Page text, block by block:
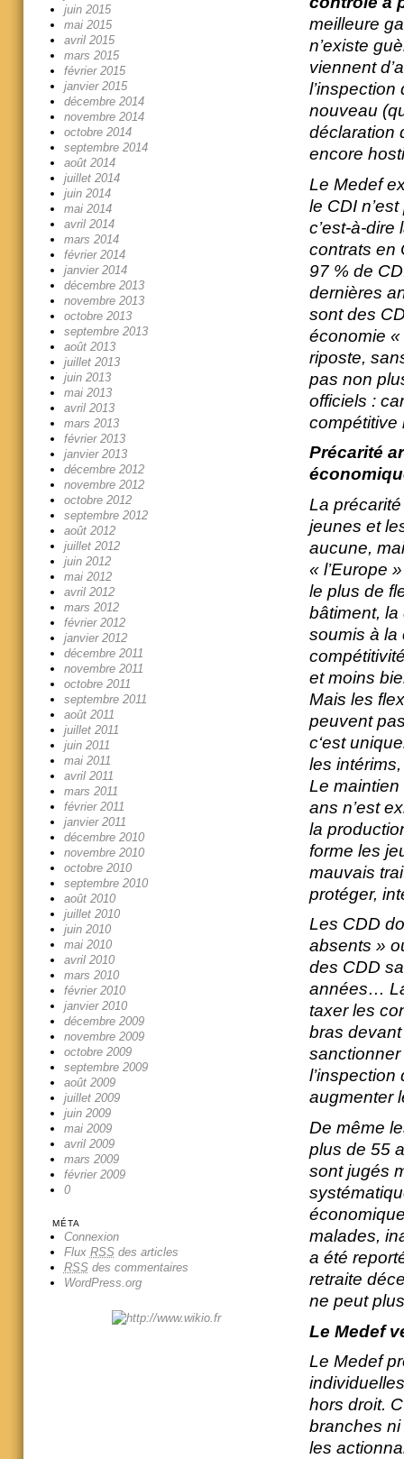
meilleure
n’existe
viennent
l’inspection
nouveau
déclaration
encore
Le Medef
le CDI
c’est-à-dire
contrats en
97 % de
dernières
sont des
économie
riposte,
pas non
officiels :
compétitive
Précarité
La
jeunes et
aucune,
« l’Europe
le plus de
bâtiment,
soumis à la
et moins
Mais les
peuvent
c‘est
les
Le
ans n’est
la
forme les
mauvais
protéger,
Les CDD
absents »
des CDD
années…
taxer les
bras
augmenter
De même
plus de 55
sont jugés
malades,
a été
retraite
ne peut
Le Medef
Le Medef
hors droit.
branches
les
juin 2015
mai 2015
avril 2015
mars 2015
février 2015
janvier 2015
décembre 2014
novembre 2014
octobre 2014
septembre 2014
août 2014
juillet 2014
juin 2014
mai 2014
avril 2014
mars 2014
février 2014
janvier 2014
décembre 2013
novembre 2013
octobre 2013
septembre 2013
août 2013
juillet 2013
juin 2013
mai 2013
avril 2013
mars 2013
février 2013
janvier 2013
décembre 2012
novembre 2012
octobre 2012
septembre 2012
août 2012
juillet 2012
juin 2012
mai 2012
avril 2012
mars 2012
février 2012
janvier 2012
décembre 2011
novembre 2011
octobre 2011
septembre 2011
août 2011
juillet 2011
juin 2011
mai 2011
avril 2011
mars 2011
février 2011
janvier 2011
décembre 2010
novembre 2010
octobre 2010
septembre 2010
août 2010
juillet 2010
juin 2010
mai 2010
avril 2010
mars 2010
février 2010
janvier 2010
décembre 2009
novembre 2009
octobre 2009
septembre 2009
août 2009
juillet 2009
juin 2009
mai 2009
avril 2009
mars 2009
février 2009
0
MÉTA
Connexion
Flux RSSdes articles
RSSdes commentaires
WordPress.org